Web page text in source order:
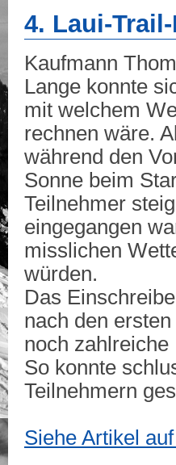
4. Laui-
Kaufmann
Lange konnte
mit welchem
rechnen wäre.
während den
Sonne beim
Teilnehmer
eingegangen
misslichen
würden.
Das
nach den
noch
So konnte
Teilnehmern
Siehe Artikel